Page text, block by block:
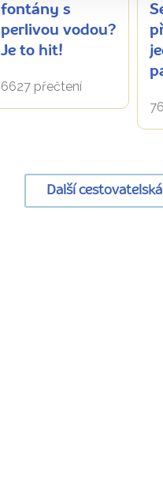
fontány s
perlivou vodou?
Je to hit!
6627 přečtení
Další